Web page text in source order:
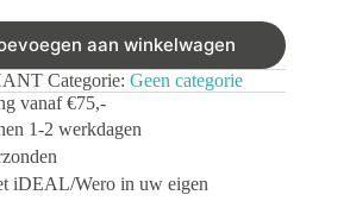
aan winkelwagen
Categorie: Geen categorie
vanaf €75,-
1-2 werkdagen
iDEAL/Wero in uw eigen